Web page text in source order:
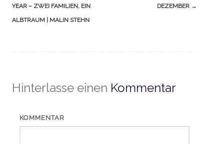
(Beiträge)
YEAR – ZWEI FAMILIEN, EIN
ALBTRAUM | MALIN STEHN
DEZEMBER →
Hinterlasse einen Kommentar
KOMMENTAR